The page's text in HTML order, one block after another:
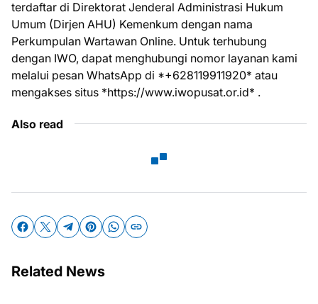
terdaftar di Direktorat Jenderal Administrasi Hukum
Umum (Dirjen AHU) Kemenkum dengan nama
Perkumpulan Wartawan Online. Untuk terhubung
dengan IWO, dapat menghubungi nomor layanan kami
melalui pesan WhatsApp di *+628119911920* atau
mengakses situs *https://www.iwopusat.or.id* .
Also read
Related News